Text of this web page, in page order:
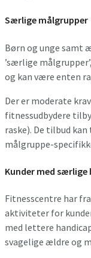
Særlige målgrupper
Børn og unge samt
’særlige
og kan være enten
Der er moderate
fitnessudbydere
raske). De tilbud
målgruppe-
Kunder med særlige
Fitnesscentre har
aktiviteter for
med lettere
svagelige ældre og